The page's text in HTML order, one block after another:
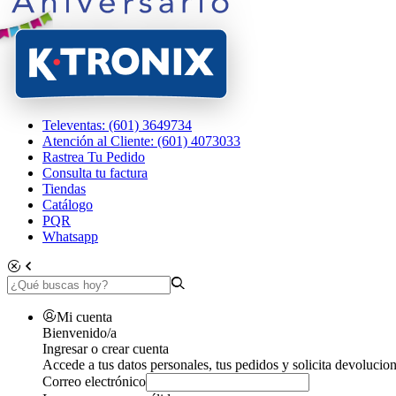
Televentas: (601) 3649734
Atención al Cliente: (601) 4073033
Rastrea Tu Pedido
Consulta tu factura
Tiendas
Catálogo
PQR
Whatsapp
Mi cuenta
Bienvenido/a
Ingresar o crear cuenta
Accede a tus datos personales, tus pedidos y solicita
Correo electrónico